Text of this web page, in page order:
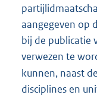
aangegeven op
bij de publicatie
verwezen te
kunnen, naast
disciplines en